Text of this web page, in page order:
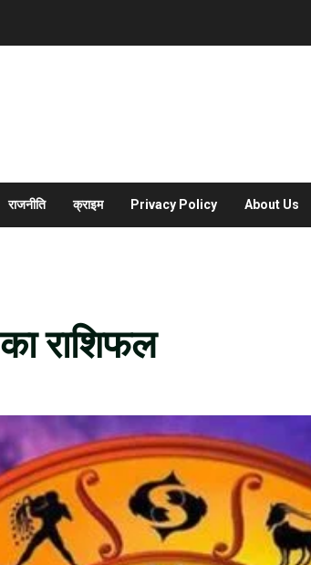
राजनीति क्राइम Privacy Policy About Us
राशिफल